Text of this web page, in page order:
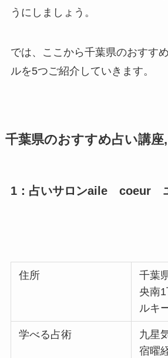
うにしましょう。
では、ここから千葉県のおすす
ルを5つご紹介していきます。
千葉県のおすすめ占い講座
1：占いサロンaile coeur
住所
千葉
央南
ルキ
学べる占術
九星
宿曜